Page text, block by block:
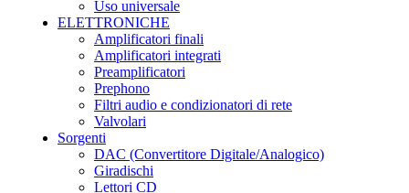
Uso universale
ELETTRONICHE
Amplificatori finali
Amplificatori integrati
Preamplificatori
Prephono
Filtri audio e condizionatori di rete
Valvolari
Sorgenti
DAC (Convertitore Digitale/Analogico)
Giradischi
Lettori CD